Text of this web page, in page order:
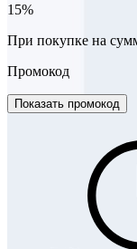
15%
При покупке на
Промокод
Показать промокод